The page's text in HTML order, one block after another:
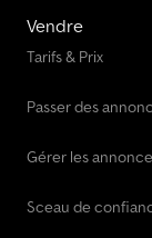
esthétique : très
Vendre
Tarifs & Prix
Passer des
Gérer les
Sceau de